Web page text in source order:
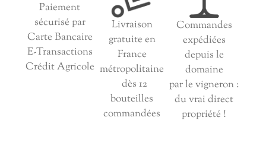
Paiement
sécurisé par
Carte Bancaire
E-Transactions
Crédit Agricole
Livraison
gratuite en
France
métropolitaine
dès 12
bouteilles
commandées
Commandes
expédiées
depuis le
domaine
par le vigneron :
du vrai direct
propriété !